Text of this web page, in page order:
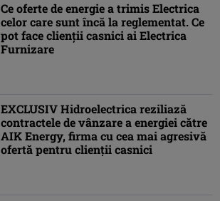
Ce oferte de energie a trimis Electrica
celor care sunt încă la reglementat. Ce
pot face clienții casnici ai Electrica
Furnizare
EXCLUSIV Hidroelectrica reziliază
contractele de vânzare a energiei către
AIK Energy, firma cu cea mai agresivă
ofertă pentru clienții casnici